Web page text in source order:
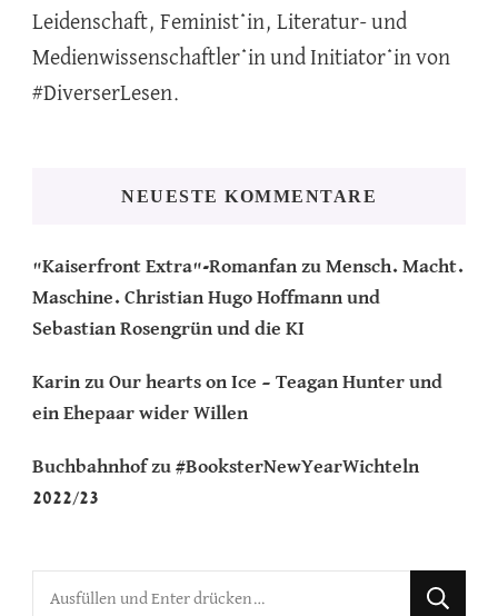
Leidenschaft, Feminist*in, Literatur- und
Medienwissenschaftler*in und Initiator*in von
#DiverserLesen.
NEUESTE KOMMENTARE
"Kaiserfront Extra"-Romanfan zu Mensch. Macht.
Maschine. Christian Hugo Hoffmann und
Sebastian Rosengrün und die KI
Karin zu Our hearts on Ice – Teagan Hunter und
ein Ehepaar wider Willen
Buchbahnhofzu #BooksterNewYearWichteln
2022/23
Suchst